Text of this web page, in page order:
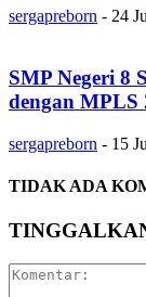
sergapreborn - 24
SMP Negeri 8
dengan MPLS
sergapreborn - 15
TIDAK ADA